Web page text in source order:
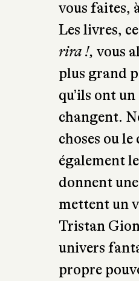
royaume
vous faites,
Les livres,
rira !,vous
plus grand
qu’ils ont
changent.
choses ou
également
donnent
mettent un
Tristan
univers